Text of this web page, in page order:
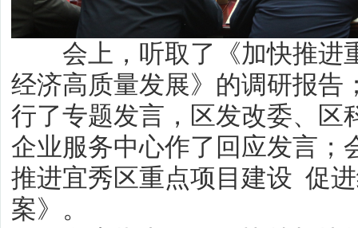
会上，听取了《加快推进
经济高质量发展》的调研报告
行了专题发言，区发改委、区
企业服务中心作了回应发言；
推进宜秀区重点项目建设 促
案》。